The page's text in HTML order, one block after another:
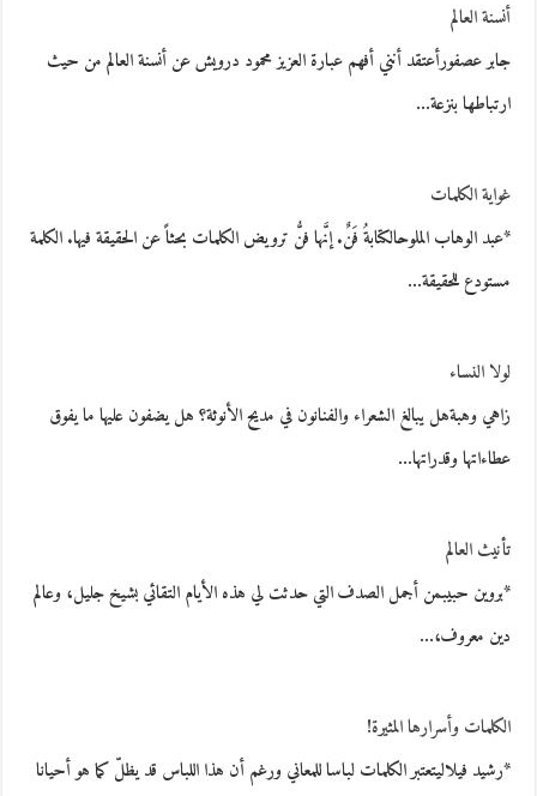
أنسنة العالم
جابر عصفورأعتقد أنني أفهم عبارة العزيز محمود درويش عن أنسنة العالم من حيث
ارتباطها بنزعة…
غواية الكلمات
*عبد الوهاب الملوحالكتابةُ فَنٌ. إنَّها فنُّ ترويض الكلمات بحثاً عن الحقيقة فيها. الكلمة
مستودع للحقيقة…
لولا النساء
زاهي وهبةهل يبالغ الشعراء والفنانون في مديح الأنوثة؟ هل يضفون عليها ما يفوق
عطاءاتها وقدراتها…
تأنيث العالم
*بروين حبيبمن أجمل الصدف التي حدثت لي هذه الأيام التقائي بشيخ جليل، وعالم
دين معروف،…
الكلمات وأسرارها المثيرة!
*رشيد فيلاليتعتبر الكلمات لباسا للمعاني ورغم أن هذا اللباس قد يظلّ كما هو أحيانا